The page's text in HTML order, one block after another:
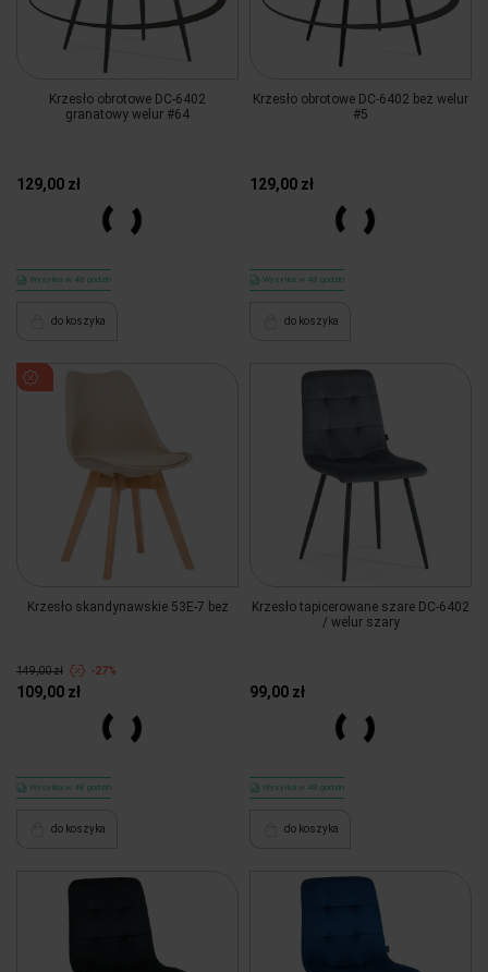
Krzesło obrotowe DC-6402
granatowy welur #64
129,00 zł
Wysyłka w 48 godzin
do koszyka
Krzesło obrotowe DC-6402 beż welur
#5
129,00 zł
Wysyłka w 48 godzin
do koszyka
Krzesło skandynawskie 53E-7 beż
149,00 zł -27%
109,00 zł
Wysyłka w 48 godzin
do koszyka
Krzesło tapicerowane szare DC-6402
/ welur szary
99,00 zł
Wysyłka w 48 godzin
do koszyka